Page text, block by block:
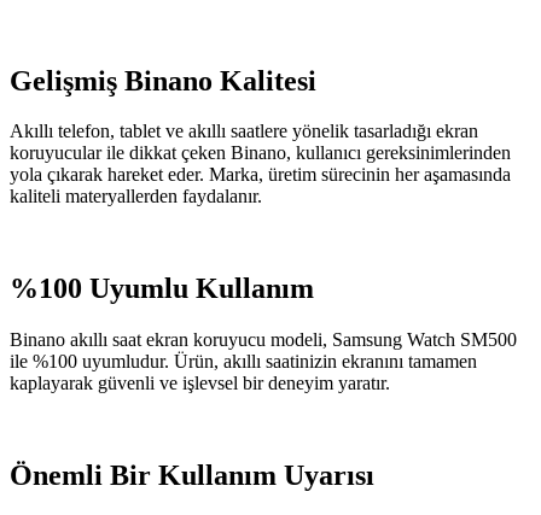
Gelişmiş Binano Kalitesi
Akıllı telefon, tablet ve akıllı saatlere yönelik tasarladığı ekran
koruyucular ile dikkat çeken Binano, kullanıcı gereksinimlerinden
yola çıkarak hareket eder. Marka, üretim sürecinin her aşamasında
kaliteli materyallerden faydalanır.
%100 Uyumlu Kullanım
Binano akıllı saat ekran koruyucu modeli, Samsung Watch SM500
ile %100 uyumludur. Ürün, akıllı saatinizin ekranını tamamen
kaplayarak güvenli ve işlevsel bir deneyim yaratır.
Önemli Bir Kullanım Uyarısı